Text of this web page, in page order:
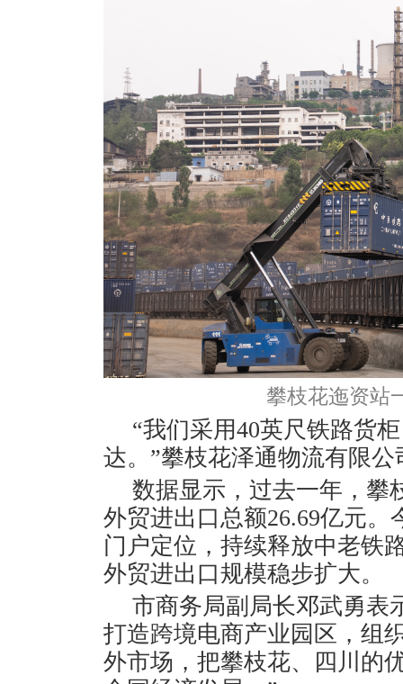
攀枝花迤资站
“我们采用40英尺铁路货
达。”攀枝花泽通物流有限
数据显示，过去一年，攀
外贸进出口总额26.69亿元
门户定位，持续释放中老铁
外贸进出口规模稳步扩大。
市商务局副局长邓武勇表
打造跨境电商产业园区，组
外市场，把攀枝花、四川的